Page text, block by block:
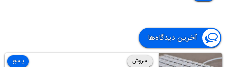
آخرین دیدگاه‌ها
سروش
پاسخ